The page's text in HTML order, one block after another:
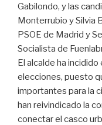
Gabilondo, y las
Monterrubio y Silvia
PSOE de Madrid y
Socialista de
El alcalde ha
elecciones, puesto
importantes para la
han reivindicado la
conectar el casco